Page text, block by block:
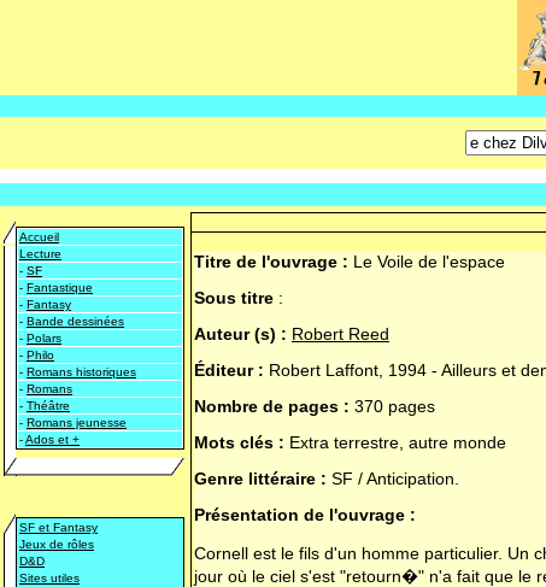
Accueil
Lecture
- SF
- Fantastique
- Fantasy
- Bande dessinées
- Polars
- Philo
- Romans historiques
- Romans
- Théâtre
- Romans jeunesse
-Ados et +
SF et Fantasy
Jeux de rôles
D&D
Sites utiles
Titre de l'ouvrage : Le Voile de l'espace
Sous titre :
Auteur (s) : Robert Reed
Éditeur : Robert Laffont, 1994 - Ailleurs et
Nombre de pages : 370 pages
Mots clés : Extra terrestre, autre monde
Genre littéraire : SF / Anticipation.
Présentation de l'ouvrage :
Cornell est le fils d'un homme particulier. Un
jour où le ciel s'est "retourn�" n'a fait que le